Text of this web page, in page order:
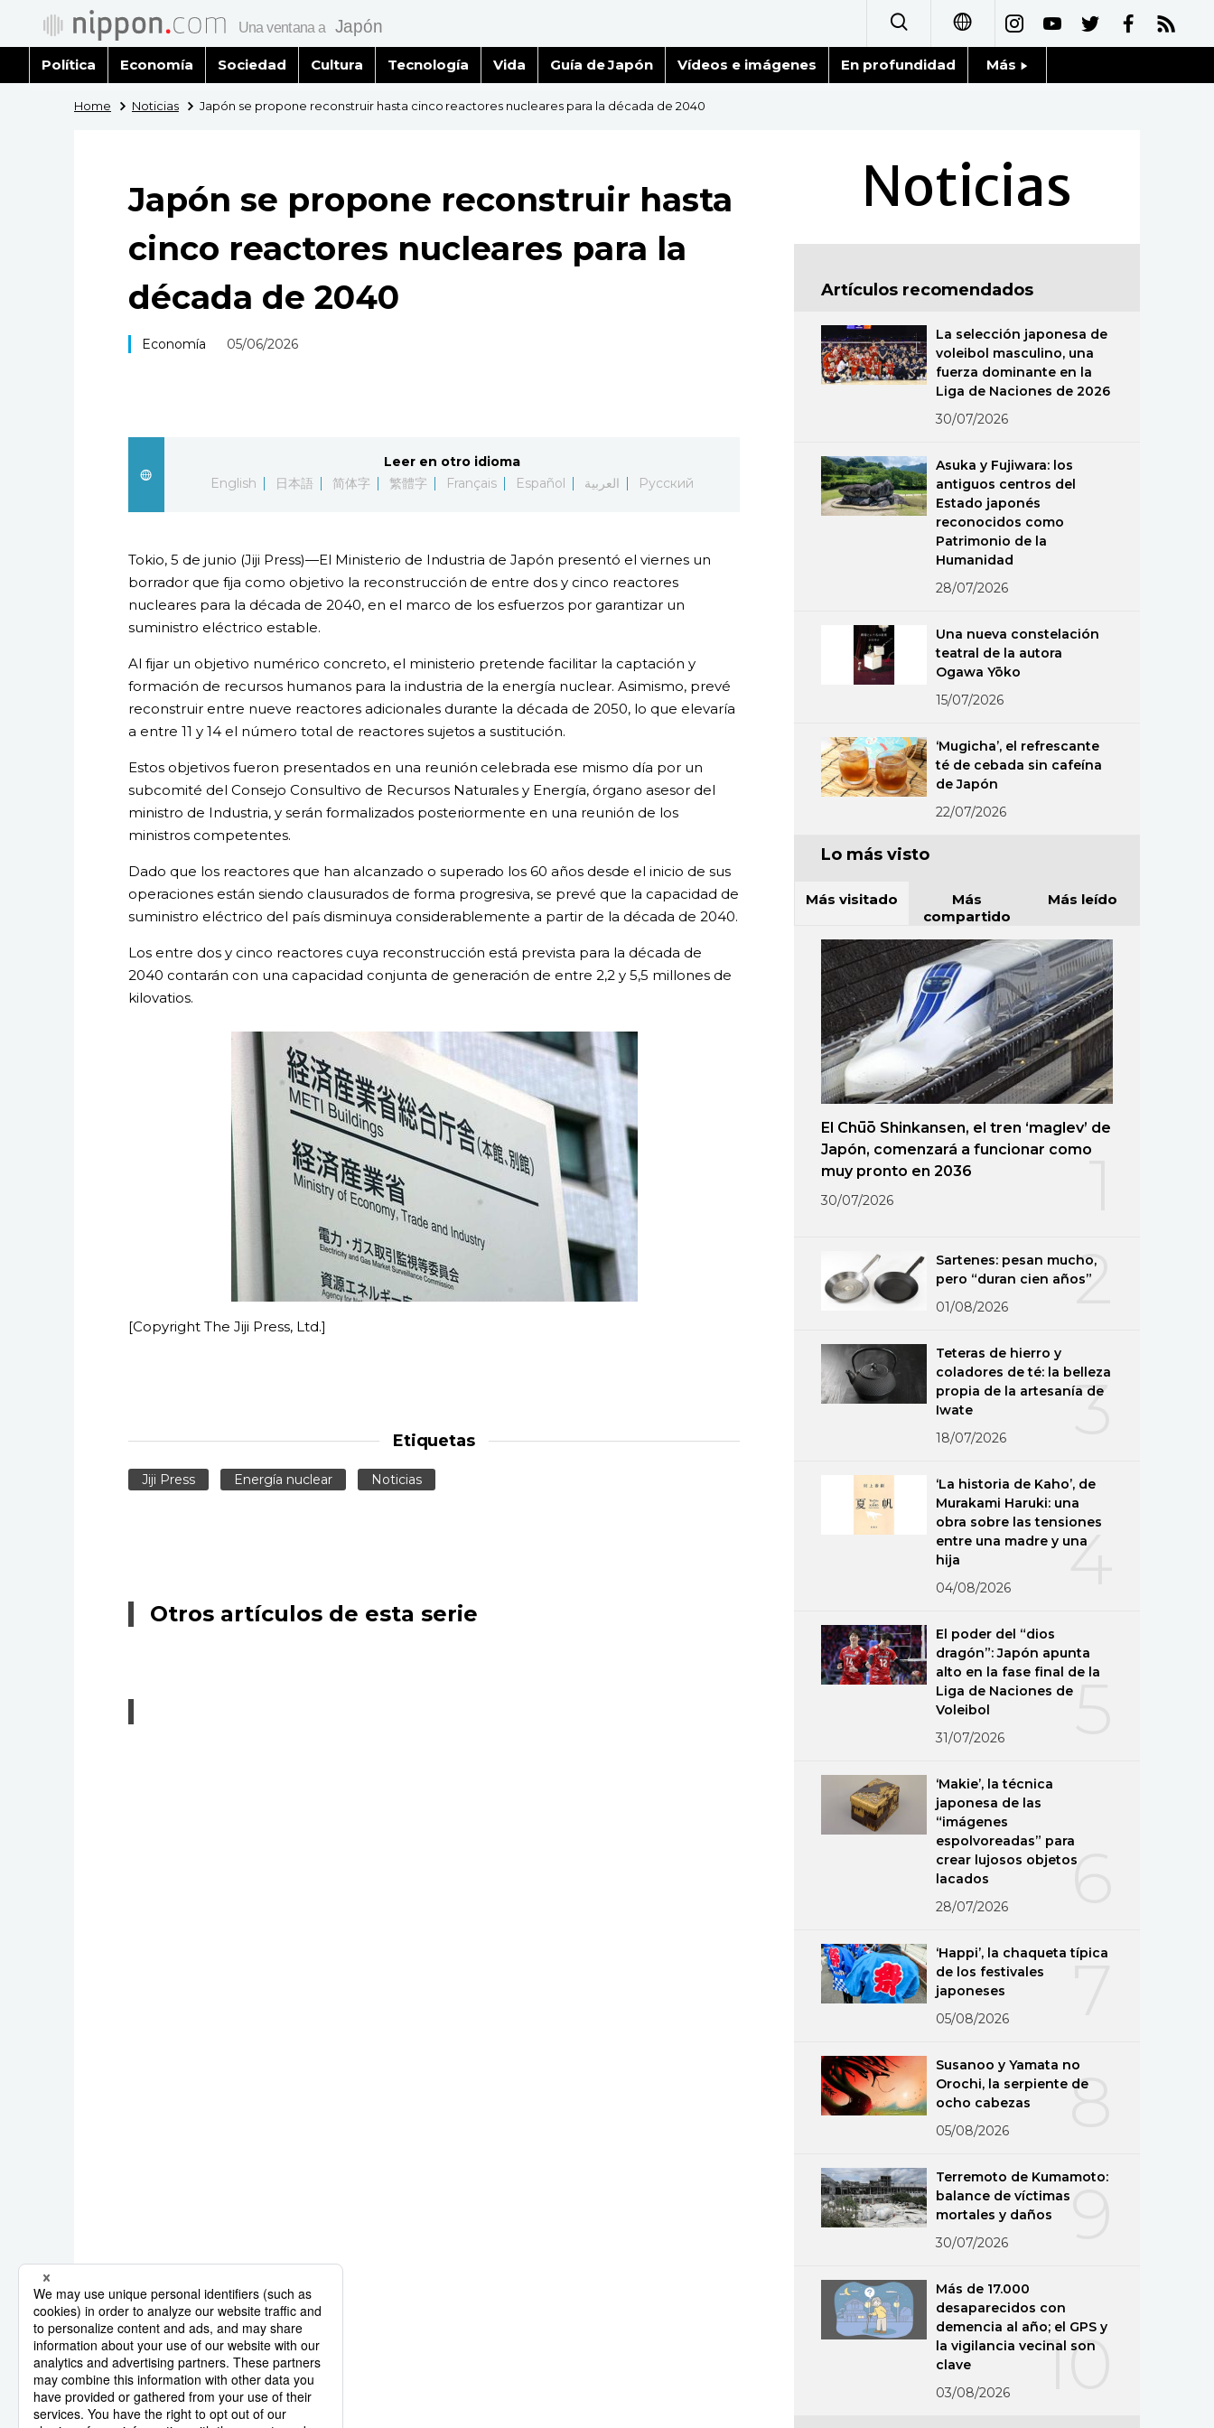
日本語
简体字
繁體字
العربية
Русский
Política Economía Sociedad Cultura Tecnología Vida Guía de Japón Vídeos e imágenes En profundidad Más
Fragmentos de Japón
Gente
Blog
Tokio
Avisos
Home Noticias Japón se propone reconstruir hasta cinco reactores nucleares para la década de 2040
Japón se propone reconstruir hasta
cinco reactores nucleares para la
década de 2040
Economía 05/06/2026
Leer en otro idioma
English
日本語 简体字 繁體字 Français Español العربية Русский
Tokio, 5 de junio (Jiji Press)—El Ministerio de Industria de Japón presentó el viernes un
borrador que fija como objetivo la reconstrucción de entre dos y cinco reactores
nucleares para la década de 2040, en el marco de los esfuerzos por garantizar un
suministro eléctrico estable.
Al fijar un objetivo numérico concreto, el ministerio pretende facilitar la captación y
formación de recursos humanos para la industria de la energía nuclear. Asimismo, prevé
reconstruir entre nueve reactores adicionales durante la década de 2050, lo que elevaría
a entre 11 y 14 el número total de reactores sujetos a sustitución.
Estos objetivos fueron presentados en una reunión celebrada ese mismo día por un
subcomité del Consejo Consultivo de Recursos Naturales y Energía, órgano asesor del
ministro de Industria, y serán formalizados posteriormente en una reunión de los
ministros competentes.
Dado que los reactores que han alcanzado o superado los 60 años desde el inicio de sus
operaciones están siendo clausurados de forma progresiva, se prevé que la capacidad de
suministro eléctrico del país disminuya considerablemente a partir de la década de 2040.
Los entre dos y cinco reactores cuya reconstrucción está prevista para la década de
2040 contarán con una capacidad conjunta de generación de entre 2,2 y 5,5 millones de
kilovatios.
[Copyright The Jiji Press, Ltd.]
Etiquetas
Jiji Press Energía nuclear Noticias
Otros artículos de esta serie
Noticias
Artículos recomendados
La selección japonesa de
voleibol masculino, una
fuerza dominante en la
Liga de Naciones de 2026
30/07/2026
Asuka y Fujiwara: los
antiguos centros del
Estado japonés
reconocidos como
Patrimonio de la
Humanidad
28/07/2026
Una nueva constelación
teatral de la autora
Ogawa Yōko
15/07/2026
‘Mugicha’, el refrescante
té de cebada sin cafeína
de Japón
22/07/2026
Lo más visto
Más visitado
Más
compartido
Más leído
El Chūō Shinkansen, el tren ‘maglev’ de
Japón, comenzará a funcionar como
muy pronto en 2036
30/07/2026
2
Sartenes: pesan mucho,
pero “duran cien años”
01/08/2026
3
Teteras de hierro y
coladores de té: la belleza
propia de la artesanía de
Iwate
18/07/2026
4
‘La historia de Kaho’, de
Murakami Haruki: una
obra sobre las tensiones
entre una madre y una
hija
04/08/2026
El poder del “dios
dragón”: Japón apunta
alto en la fase final de la
Liga de Naciones de
Voleibol
31/07/2026
6
‘Makie’, la técnica
japonesa de las
“imágenes
espolvoreadas” para
crear lujosos objetos
lacados
28/07/2026
7
‘Happi’, la chaqueta típica
de los festivales
japoneses
05/08/2026
8
Susanoo y Yamata no
Orochi, la serpiente de
ocho cabezas
05/08/2026
Terremoto de Kumamoto:
balance de víctimas
mortales y daños
30/07/2026
10
Más de 17.000
desaparecidos con
demencia al año; el GPS y
la vigilancia vecinal son
clave
03/08/2026